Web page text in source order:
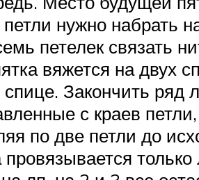
нужно набрать
петелек связать
вяжется на двух
Закончить ряд
с краев
по две петли до